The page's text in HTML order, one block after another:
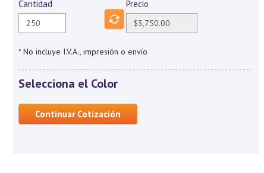
Cantidad Precio
* No incluye I.V.A., impresión o envío
Selecciona el Color
Continuar Cotización